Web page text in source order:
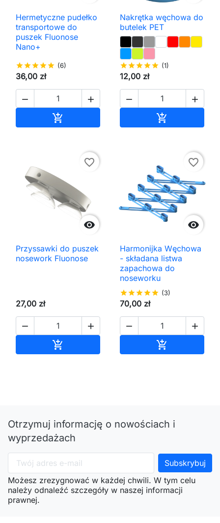
Hermetyczne pudełko
transportowe do
puszek Fluonose
Nano+
starstarstarstarstar (6)
36,00 zł
 

Nakrętka węchowa do
butelek PET
starstarstarstarstar (1)
12,00 zł
 


favorite_border
Przyssawki do puszek
nosework Fluonose
27,00 zł
 


favorite_border
Harmonijka Węchowa
- składana listwa
zapachowa do
noseworku
starstarstarstarstar (3)
70,00 zł
 

Otrzymuj informację o nowościach i
wyprzedażach
Możesz zrezygnować w każdej chwili. W tym celu
należy odnaleźć szczegóły w naszej informacji
prawnej.